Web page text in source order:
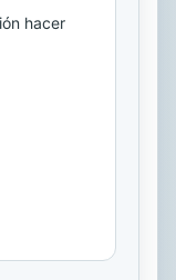
hacer